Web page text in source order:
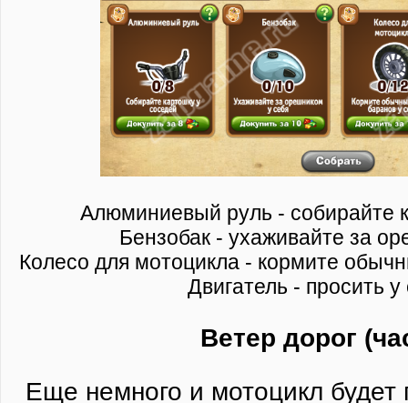
Алюминиевый руль - собирайте
Бензобак - ухаживайте за
Колесо для мотоцикла - кормите
Двигатель - просить
Ветер дорог
Еще немного и мотоцикл будет